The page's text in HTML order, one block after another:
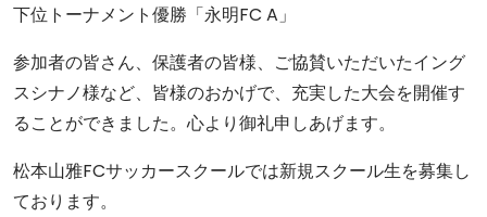
下位トーナメント優勝「永明FC A」
参加者の皆さん、保護者の皆様、ご協賛いただいたイング
スシナノ様など、皆様のおかげで、充実した大会を開催す
ることができました。心より御礼申しあげます。
松本山雅FCサッカースクールでは新規スクール生を募集し
ております。